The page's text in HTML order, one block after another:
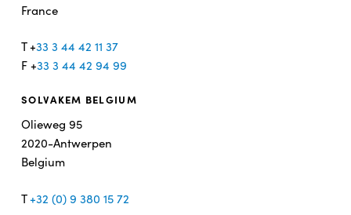
France
T +33 3 44 42 11 37
F +33 3 44 42 94 99
SOLVAKEM BELGIUM
Olieweg 95
2020-Antwerpen
Belgium
T+32 (0) 9 380 15 72